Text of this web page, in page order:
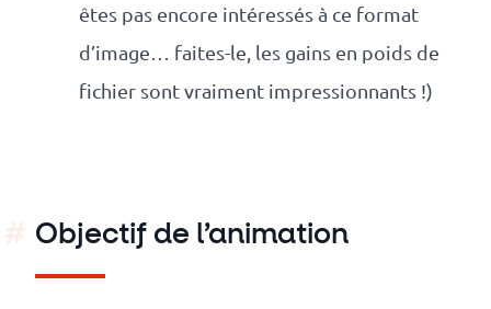
êtes pas encore intéressés à ce format
d’image… faites-le, les gains en poids de
fichier sont vraiment impressionnants !)
Objectif de l’animation